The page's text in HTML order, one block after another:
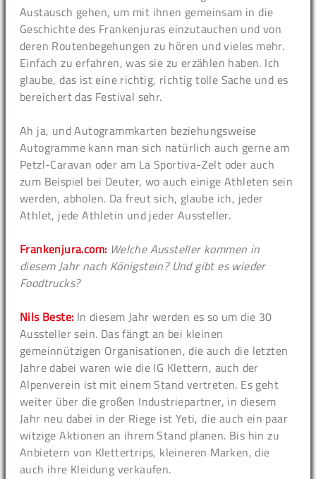
Austausch gehen, um mit ihnen gemeinsam in die
Geschichte des Frankenjuras einzutauchen und von
deren Routenbegehungen zu hören und vieles mehr.
Einfach zu erfahren, was sie zu erzählen haben. Ich
glaube, das ist eine richtig, richtig tolle Sache und es
bereichert das Festival sehr.
Ah ja, und Autogrammkarten beziehungsweise
Autogramme kann man sich natürlich auch gerne am
Petzl-Caravan oder am La Sportiva-Zelt oder auch
zum Beispiel bei Deuter, wo auch einige Athleten sein
werden, abholen. Da freut sich, glaube ich, jeder
Athlet, jede Athletin und jeder Aussteller.
Frankenjura.com: Welche Aussteller kommen in
diesem Jahr nach Königstein? Und gibt es wieder
Foodtrucks?
Nils Beste: In diesem Jahr werden es so um die 30
Aussteller sein. Das fängt an bei kleinen
gemeinnützigen Organisationen, die auch die letzten
Jahre dabei waren wie die IG Klettern, auch der
Alpenverein ist mit einem Stand vertreten. Es geht
weiter über die großen Industriepartner, in diesem
Jahr neu dabei in der Riege ist Yeti, die auch ein paar
witzige Aktionen an ihrem Stand planen. Bis hin zu
Anbietern von Klettertrips, kleineren Marken, die
auch ihre Kleidung verkaufen.